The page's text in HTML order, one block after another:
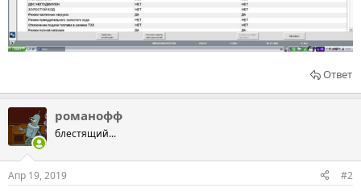
Ответ
романофф
блестящий...
Апр 19, 2019 #2